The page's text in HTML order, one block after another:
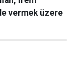
vermek üzere